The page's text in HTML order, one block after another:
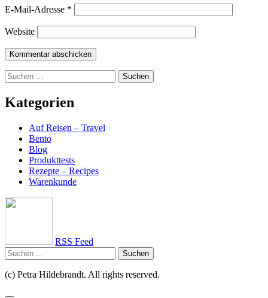
E-Mail-Adresse *
Website
Suchen
nach:
Kategorien
Auf Reisen – Travel
Bento
Blog
Produkttests
Rezepte – Recipes
Warenkunde
RSS Feed
Suchen
nach:
(c) Petra Hildebrandt. All rights reserved.